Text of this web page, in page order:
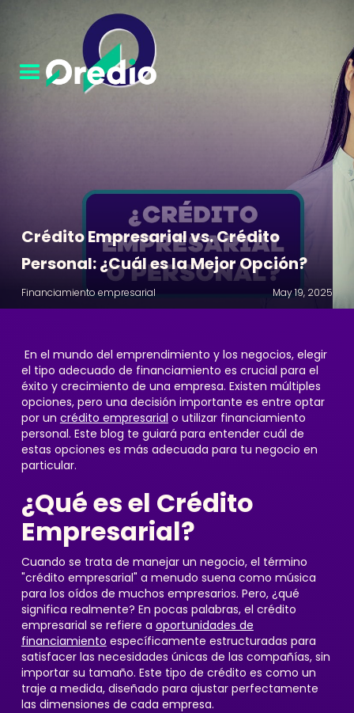
Crédito Empresarial vs. Crédito
Personal: ¿Cuál es la Mejor Opción?
Financiamiento empresarial May 19, 2025
En el mundo del emprendimiento y los negocios, elegir
el tipo adecuado de financiamiento es crucial para el
éxito y crecimiento de una empresa. Existen múltiples
opciones, pero una decisión importante es entre optar
por un crédito empresarial o utilizar financiamiento
personal. Este blog te guiará para entender cuál de
estas opciones es más adecuada para tu negocio en
particular.
¿Qué es el Crédito
Empresarial?
Cuando se trata de manejar un negocio, el término
"crédito empresarial" a menudo suena como música
para los oídos de muchos empresarios. Pero, ¿qué
significa realmente? En pocas palabras, el crédito
empresarial se refiere a oportunidades de
financiamiento específicamente estructuradas para
satisfacer las necesidades únicas de las compañías, sin
importar su tamaño. Este tipo de crédito es como un
traje a medida, diseñado para ajustar perfectamente
las dimensiones de cada empresa.